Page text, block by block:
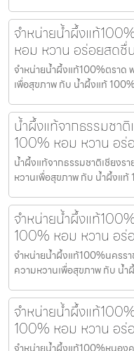
จำหน่ายน้ำผึ้งแท้
หอม หวาน อร่อยสดชื่
จำหน่ายน้ำผึ้งแท้100%ตราด
เพื่อสุขภาพ กับ น้ำผึ้งแท้
น้ำผึ้งแท้จากธรรมชา
100% หอม หวาน อร่
น้ำผึ้งแท้จากธรรมชาติเชียงร
หวานเพื่อสุขภาพ กับ น้ำผึ้งแท้
จำหน่ายน้ำผึ้งแท้
100% หอม หวาน อร่
จำหน่ายน้ำผึ้งแท้100%นครร
ความหวานเพื่อสุขภาพ กับ น้ำ
จำหน่ายน้ำผึ้งแท้
100% หอม หวาน อร่